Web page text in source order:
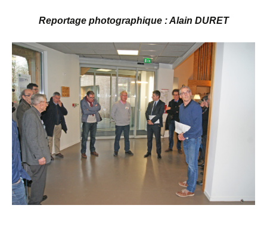
Reportage photographique : Alain DURET